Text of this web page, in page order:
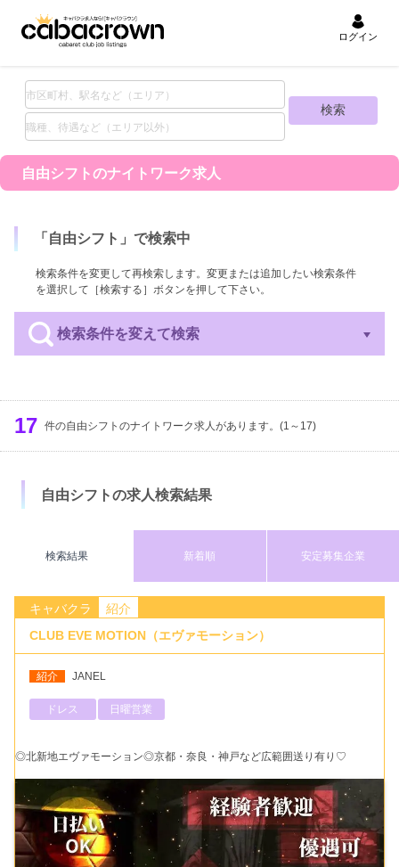
ログイン
自由シフトのナイトワーク求人
「 自由シフト 」で検索中
検索条件を変更して再検索します。変更または追加したい検索条件
を選択して［検索する］ボタンを押して下さい。
検索条件を変えて検索
服装
募集年齢
体入時給
検索する
17 件の自由シフトのナイトワーク求人があります。(1～17)
自由シフトの求人検索結果
検索結果 新着順 安定募集企業
キャバクラ
紹介
CLUB EVE MOTION（エヴァモーション）
紹介 JANEL
ドレス 日曜営業
◎北新地エヴァモーション◎京都・奈良・神戸など広範囲送り有り♡